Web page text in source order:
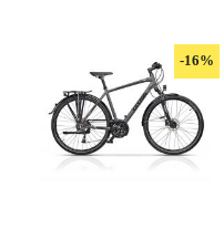
-16%